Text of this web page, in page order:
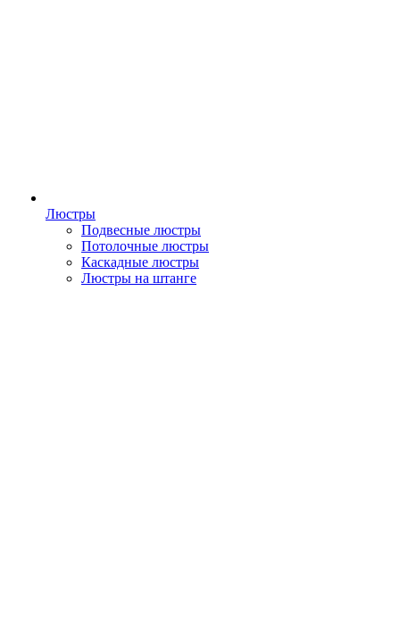
Люстры
Подвесные люстры
Потолочные люстры
Каскадные люстры
Люстры на штанге